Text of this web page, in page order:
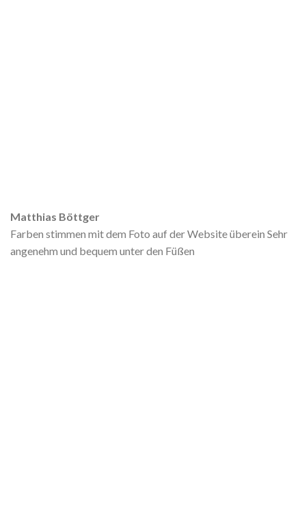
Matthias Böttger
Farben stimmen mit dem Foto auf der Website überein Sehr
angenehm und bequem unter den Füßen